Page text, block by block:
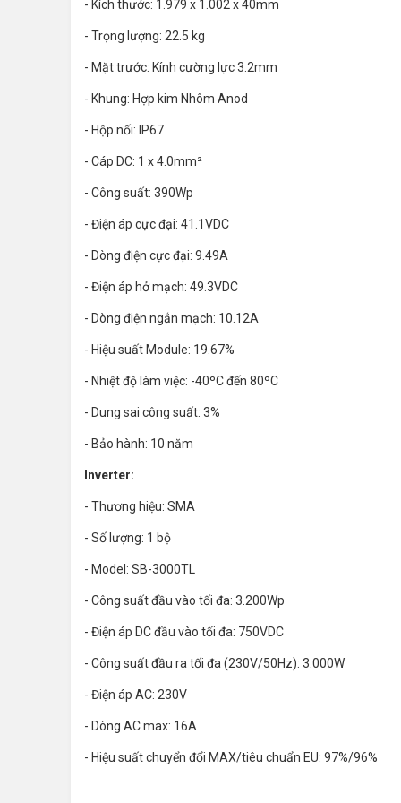
- Kích thước: 1.979 x 1.002 x 40mm
- Trọng lượng: 22.5 kg
- Mặt trước: Kính cường lực 3.2mm
- Khung: Hợp kim Nhôm Anod
- Hộp nối: IP67
- Cáp DC: 1 x 4.0mm²
- Công suất: 390Wp
- Điện áp cực đại: 41.1VDC
- Dòng điện cực đại: 9.49A
- Điện áp hở mạch: 49.3VDC
- Dòng điện ngắn mạch: 10.12A
- Hiệu suất Module: 19.67%
- Nhiệt độ làm việc: -40ºC đến 80ºC
- Dung sai công suất: 3%
- Bảo hành: 10 năm
Inverter:
- Thương hiệu: SMA
- Số lượng: 1 bộ
- Model: SB-3000TL
- Công suất đầu vào tối đa: 3.200Wp
- Điện áp DC đầu vào tối đa: 750VDC
- Công suất đầu ra tối đa (230V/50Hz): 3.000W
- Điện áp AC: 230V
- Dòng AC max: 16A
- Hiệu suất chuyển đổi MAX/tiêu chuẩn EU: 97%/96%